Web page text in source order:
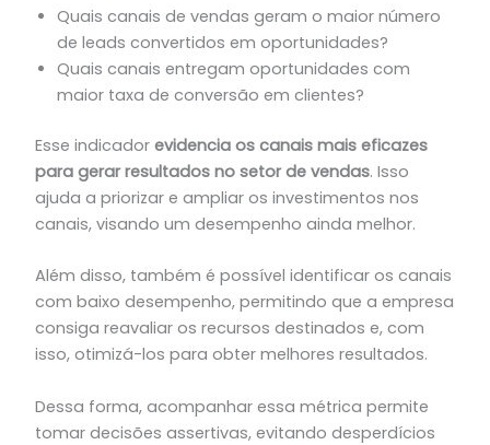
Quais canais de vendas geram o maior número
de leads convertidos em oportunidades?
Quais canais entregam oportunidades com
maior taxa de conversão em clientes?
Esse indicador evidencia os canais mais eficazes
para gerar resultados no setor de vendas. Isso
ajuda a priorizar e ampliar os investimentos nos
canais, visando um desempenho ainda melhor.
Além disso, também é possível identificar os canais
com baixo desempenho, permitindo que a empresa
consiga reavaliar os recursos destinados e, com
isso, otimizá-los para obter melhores resultados.
Dessa forma, acompanhar essa métrica permite
tomar decisões assertivas, evitando desperdícios